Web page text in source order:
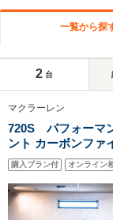
一覧から探
2 台
マクラーレン
720S パフォーマ
ント カーボンファ
ック1 カーボンフ
カーボンファイバ
ボンファイバー
購入プラン付 オンライン